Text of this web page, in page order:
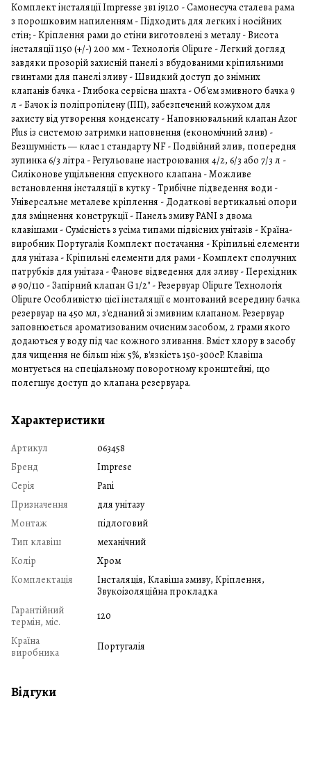
Комплект інсталяції Impresse 3в1 i9120 - Самонесуча сталева рама
з порошковим напиленням - Підходить для легких і носійних
стін; - Кріплення рами до стіни виготовлені з металу - Висота
інсталяції 1150 (+/-) 200 мм - Технологія Olipure - Легкий догляд
завдяки прозорій захисній панелі з вбудованими кріпильними
гвинтами для панелі зливу - Швидкий доступ до знімних
клапанів бачка - Глибока сервісна шахта - Об'єм змивного бачка 9
л - Бачок із поліпропілену (ПП), забезпечений кожухом для
захисту від утворення конденсату - Наповнювальний клапан Azor
Plus із системою затримки наповнення (економічний злив) -
Безшумність — клас 1 стандарту NF - Подвійний злив, попередня
зупинка 6/3 літра - Регульоване настроювання 4/2, 6/3 або 7/3 л -
Силіконове ущільнення спускного клапана - Можливе
встановлення інсталяції в кутку - Трибічне підведення води -
Універсальне металеве кріплення - Додаткові вертикальні опори
для зміцнення конструкції - Панель змиву PANI з двома
клавішами - Сумісність з усіма типами підвісних унітазів - Країна-
виробник Португалія Комплект постачання - Кріпильні елементи
для унітаза - Кріпильні елементи для рами - Комплект сполучних
патрубків для унітаза - Фанове відведення для зливу - Перехідник
ø 90/110 - Запірний клапан G 1/2'' - Резервуар Olipure Технологія
Olipure Особливістю цієї інсталяції є монтований всередину бачка
резервуар на 450 мл, з'єднаний зі змивним клапаном. Резервуар
заповнюється ароматизованим очисним засобом, 2 грами якого
додаються у воду під час кожного зливання. Вміст хлору в засобу
для чищення не більш ніж 5%, в'язкість 150-300cP. Клавіша
монтується на спеціальному поворотному кронштейні, що
полегшує доступ до клапана резервуара.
Характеристики
Артикул
063458
Бренд
Imprese
Серія
Pani
Призначення
для унітазу
Монтаж
підлоговий
Тип клавіш
механічний
Колір
Хром
Комплектація
Інсталяція, Клавіша змиву, Кріплення,
Звукоізоляційна прокладка
Гарантійний
термін, міс.
120
Країна
виробника
Португалія
Відгуки